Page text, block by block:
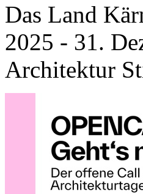
Das Land
2025 - 31.
Architektur